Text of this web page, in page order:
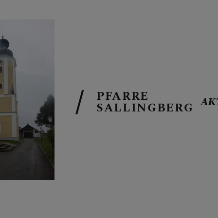
PFARRE
SALLINGBERG